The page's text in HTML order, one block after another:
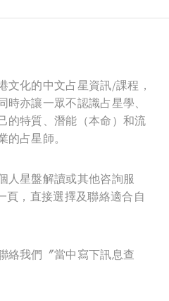
文化的中文占星資訊/課程，
亦讓一眾不認識占星學、
的特質、潛能（本命）和流
占星師。
人星盤解讀或其他咨詢服
頁，直接選擇及聯絡適合自
絡我們〞當中寫下訊息查